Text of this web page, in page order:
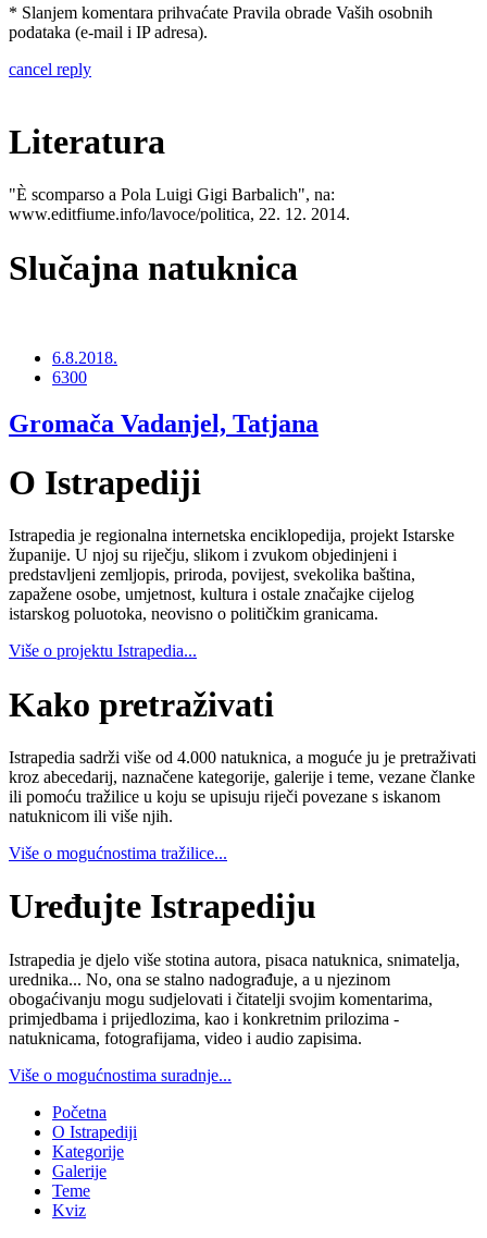
* Slanjem komentara prihvaćate Pravila obrade Vaših osobnih
podataka (e-mail i IP adresa).
cancel reply
Literatura
"È scomparso a Pola Luigi Gigi Barbalich", na:
www.editfiume.info/lavoce/politica, 22. 12. 2014.
Slučajna natuknica
6.8.2018.
6300
Gromača Vadanjel, Tatjana
O Istrapediji
Istrapedia je regionalna internetska enciklopedija, projekt Istarske
županije. U njoj su riječju, slikom i zvukom objedinjeni i
predstavljeni zemljopis, priroda, povijest, svekolika baština,
zapažene osobe, umjetnost, kultura i ostale značajke cijelog
istarskog poluotoka, neovisno o političkim granicama.
Više o projektu Istrapedia...
Kako pretraživati
Istrapedia sadrži više od 4.000 natuknica, a moguće ju je pretraživati
kroz abecedarij, naznačene kategorije, galerije i teme, vezane članke
ili pomoću tražilice u koju se upisuju riječi povezane s iskanom
natuknicom ili više njih.
Više o mogućnostima tražilice...
Uređujte Istrapediju
Istrapedia je djelo više stotina autora, pisaca natuknica, snimatelja,
urednika... No, ona se stalno nadograđuje, a u njezinom
obogaćivanju mogu sudjelovati i čitatelji svojim komentarima,
primjedbama i prijedlozima, kao i konkretnim prilozima -
natuknicama, fotografijama, video i audio zapisima.
Više o mogućnostima suradnje...
Početna
O Istrapediji
Kategorije
Galerije
Teme
Kviz